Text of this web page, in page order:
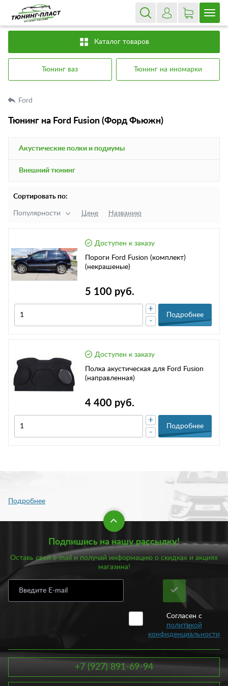
Каталог товаров
Тюнинг ваз Тюнинг на иномарки
Ford
Тюнинг на Ford Fusion (Форд Фьюжн)
Акустические полки и подиумы
Внешний тюнинг
Сортировать по:
Популярности Цене Названию
Доступен к заказу
Пороги Ford Fusion (комплект)
(некрашеные)
5 100 руб.
-
+
Подробнее
Доступен к заказу
Полка акустическая для Ford Fusion
(направленная)
4 400 руб.
-
+
Подробнее
Подпишись на нашу рассылку!
Оставь свой e-mail и получай информацию о скидках и акциях
магазина!
Согласен с
политикой
конфиденциальности
+7 (927) 891-69-94